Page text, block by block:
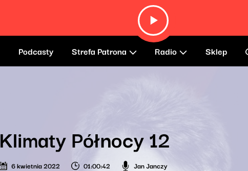
Podcasty Strefa Patrona Radio Sklep
Klimaty Północy 12
6 kwietnia 2022 01:00:42 Jan Janczy